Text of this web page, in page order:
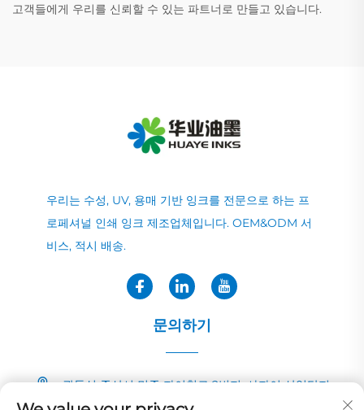
고객들에게 우리를 신뢰할 수 있는 파트너로 만들고 있습니다.
우리는 수성, UV, 용매 기반 잉크를 전문으로 하는 프
로페셔널 인쇄 잉크 제조업체입니다. OEM&ODM 서
비스, 적시 배송.
문의하기
광둥성 중산시 민중 자이칭로 2번지, 샤자이 산업단지